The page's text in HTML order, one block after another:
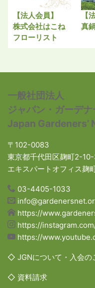
【法人会員】
株式会社はこね
フローリスト
【
真
一般社団法人
ジャパン・ガーデ
Japan Gardeners’
〒102-0083
東京都千代田区麹町2-
エキスパートオフィス麹
03-4405-1033
https://
https://
https://
◇ JGNについて・入会の
◇ 資料請求